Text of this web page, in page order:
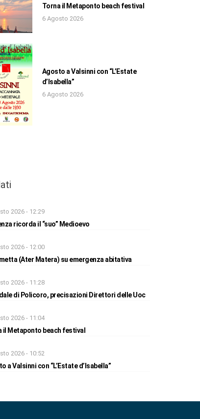
Torna il Metaponto beach festival
6 Agosto 2026
Agosto a Valsinni con “L’Estate
d’Isabella”
6 Agosto 2026
2026 - 12:29
ricorda il “suo” Medioevo
2026 - 12:00
(Ater Matera) su emergenza abitativa
2026 - 11:28
di Policoro, precisazioni Direttori delle Uoc
2026 - 11:04
il Metaponto beach festival
2026 - 10:52
a Valsinni con “L’Estate d’Isabella”